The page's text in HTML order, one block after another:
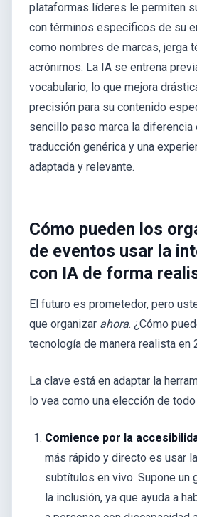
plataformas líderes le permiten
con términos específicos de su
como nombres de marcas, jerga
acrónimos. La IA se entrena
vocabulario, lo que mejora
precisión para su contenido
sencillo paso marca la diferencia
traducción genérica y una
adaptada y relevante.
Cómo pueden los
de eventos usar la
con IA de forma
El futuro es prometedor, pero
que organizar ahora. ¿Cómo
tecnología de manera realista en
La clave está en adaptar la
lo vea como una elección de todo
Comience por la
más rápido y directo es usar
subtítulos en vivo. Supone un
la inclusión, ya que ayuda a